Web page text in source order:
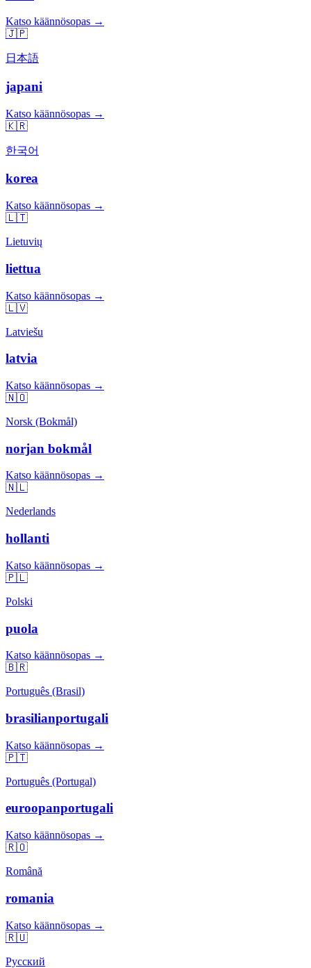
Katso käännösopas →
🇯🇵
日本語
japani
Katso käännösopas →
🇰🇷
한국어
korea
Katso käännösopas →
🇱🇹
Lietuvių
liettua
Katso käännösopas →
🇱🇻
Latviešu
latvia
Katso käännösopas →
🇳🇴
Norsk (Bokmål)
norjan bokmål
Katso käännösopas →
🇳🇱
Nederlands
hollanti
Katso käännösopas →
🇵🇱
Polski
puola
Katso käännösopas →
🇧🇷
Português (Brasil)
brasilianportugali
Katso käännösopas →
🇵🇹
Português (Portugal)
euroopanportugali
Katso käännösopas →
🇷🇴
Română
romania
Katso käännösopas →
🇷🇺
Русский